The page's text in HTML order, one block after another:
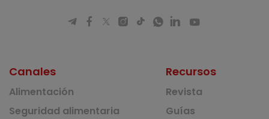
Canales
Alimentación
Seguridad alimentaria
Recursos
Revista
Guías